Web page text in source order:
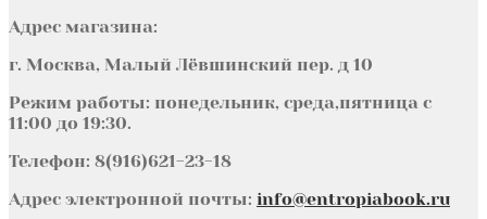
Адрес магазина:
г. Москва, Малый Лёвшинский пер. д 10
Режим работы: понедельник, среда,пятница с
11:00 до 19:30.
Телефон: 8(916)621-23-18
Адрес электронной почты: info@entropiabook.ru